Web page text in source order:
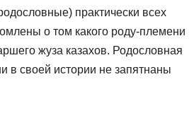
практически всех
о том какого роду-племени
жуза казахов. Родословная
в своей истории не запятнаны